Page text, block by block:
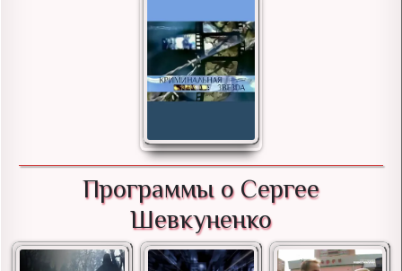
Программы о Сергее
Шевкуненко